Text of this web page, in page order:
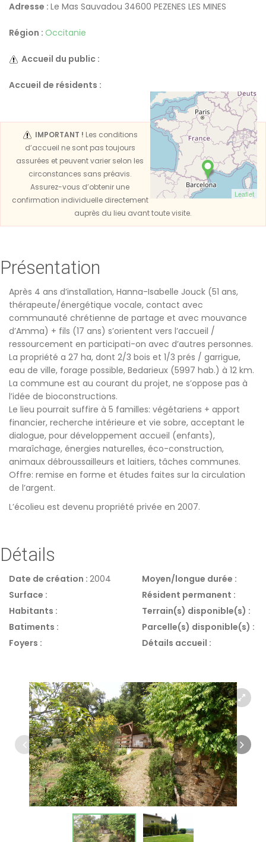
Adresse : Le Mas Sauvadou 34600 PEZENES LES MINES
Région : Occitanie
Accueil du public :
Accueil de résidents :
Leaflet
IMPORTANT ! Les conditions
d’accueil ne sont pas toujours
assurées et peuvent varier selon les
circonstances sans préavis.
Assurez-vous d’obtenir une
confirmation individuelle directement
auprès du lieu avant toute visite.
Présentation
Après 4 ans d’installation, Hanna-Isabelle Jouck (51 ans,
thérapeute/énergétique vocale, contact avec
communauté chrétienne de partage et avec mouvance
d’Amma) + fils (17 ans) s’orientent vers l’accueil /
ressourcement en participati-on avec d’autres personnes.
La propriété a 27 ha, dont 2/3 bois et 1/3 prés / garrigue,
eau de ville, forage possible, Bedarieux (5997 hab.) à 12 km.
La commune est au courant du projet, ne s’oppose pas à
l’idée de bioconstructions.
Le lieu pourrait suffire à 5 familles: végétariens + apport
financier, recherche intérieure et vie sobre, acceptant le
dialogue, pour développement accueil (enfants),
maraîchage, énergies naturelles, éco-construction,
animaux débroussailleurs et laitiers, tâches communes.
Offre: remise en forme et études faites sur la circulation
de l’argent.
L’écolieu est devenu propriété privée en 2007.
Détails
Date de création : 2004
Surface :
Habitants :
Batiments :
Foyers :
Moyen/longue durée :
Résident permanent :
Terrain(s) disponible(s) :
Parcelle(s) disponible(s) :
Détails accueil :